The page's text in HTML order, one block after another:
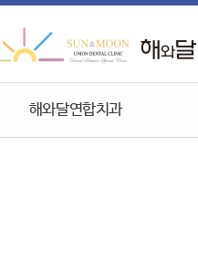
해와달연합치과